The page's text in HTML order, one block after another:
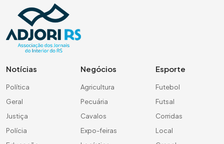
Notícias
Política
Geral
Justiça
Polícia
Negócios
Agricultura
Pecuária
Cavalos
Expo-feiras
Esporte
Futebol
Futsal
Corridas
Local